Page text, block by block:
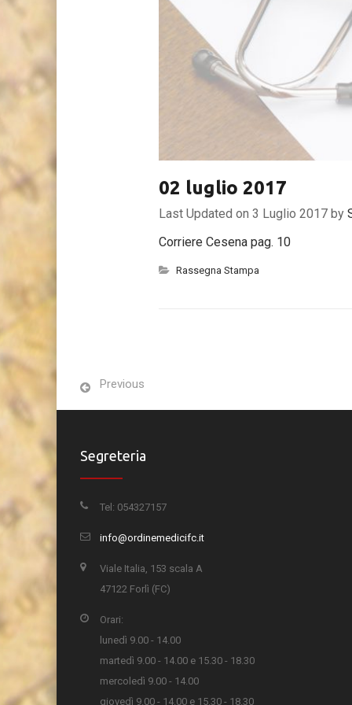
02 luglio 2017
Last Updated on 3 Luglio 2017 by
Corriere Cesena pag. 10
Rassegna Stampa
Previous
Segreteria
Tel: 054327157
info@ordinemedicifc.it
Viale Italia, 153 scala A
47122 Forlì (FC)
Orari:
lunedì 9.00 - 14.00
martedì 9.00 - 14.00 e 15.30 - 18.30
mercoledì 9.00 - 14.00
giovedì 9.00 - 14.00 e 15.30 - 18.30